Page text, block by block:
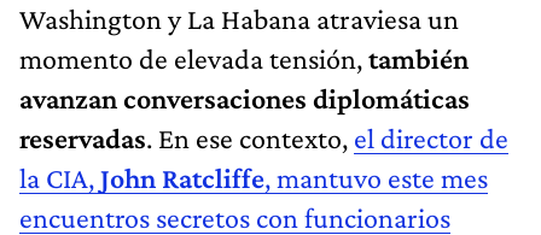
Washington y La Habana atraviesa un
momento de elevada tensión,también
avanzan conversaciones diplomáticas
reservadas. En ese contexto, el director de
la CIA,John Ratcliffe, mantuvo este mes
encuentros secretos con funcionarios